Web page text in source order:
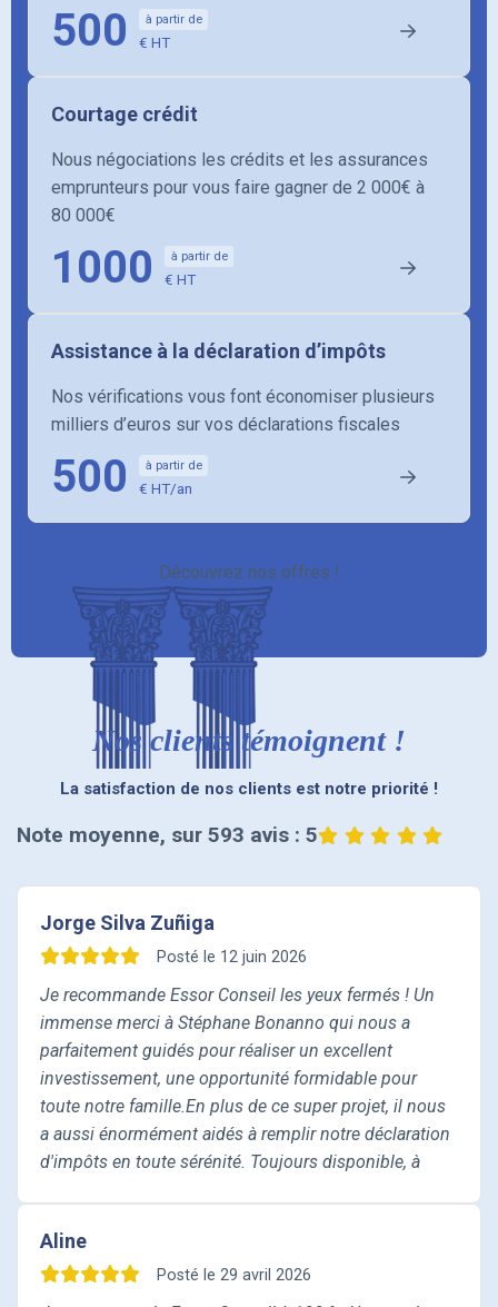
à partir de
500 € HT
Courtage crédit
Nous négociations les crédits et les assurances
emprunteurs pour vous faire gagner de 2 000€ à
80 000€
à partir de
1000 € HT
Assistance à la déclaration d’impôts
Nos vérifications vous font économiser plusieurs
milliers d’euros sur vos déclarations fiscales
à partir de
500 € HT/an
Découvrez nos offres !
Nos clients témoignent !
La satisfaction de nos clients est notre priorité !
Note moyenne, sur 593 avis : 5
Jorge Silva Zuñiga
Posté le 12 juin 2026
Je recommande Essor Conseil les yeux fermés ! Un
immense merci à Stéphane Bonanno qui nous a
parfaitement guidés pour réaliser un excellent
investissement, une opportunité formidable pour
toute notre famille. ​En plus de ce super projet, il nous
a aussi énormément aidés à remplir notre déclaration
d'impôts en toute sérénité. Toujours disponible, à
toute l'équipe pour leur gentillesse au quotidien. C'est
une vraie relation de confiance, vous pouvez y aller
sans hésiter !
Aline
Posté le 29 avril 2026